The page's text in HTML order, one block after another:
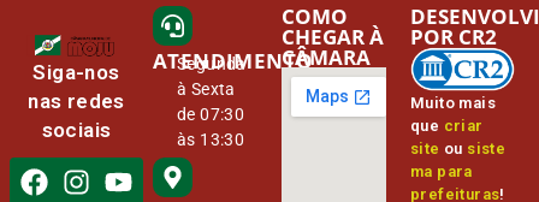
Siga-nos
nas redes
sociais
ATENDIMENTO
Segunda
à Sexta
de 07:30
às 13:30
COMO
CHEGAR À
CÂMARA
Muito mais
que criar
site ou siste
ma para
prefeituras!
POR CR2